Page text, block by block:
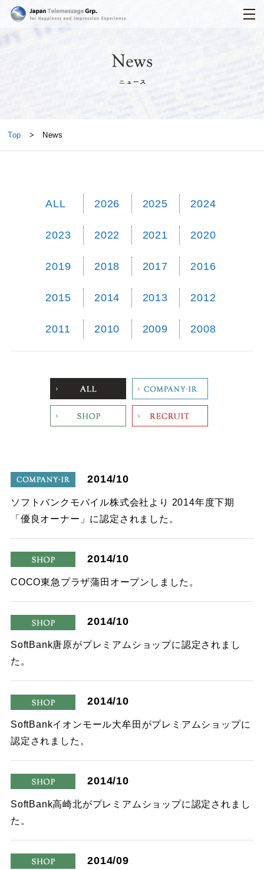
日本テレメッセージ
Top > News
ALL 2026 2025 2024
2023 2022 2021 2020
2019 2018 2017 2016
2015 2014 2013 2012
2011 2010 2009 2008
ALL Company
company
2014/10
ソフトバンクモバイル株式会社より 2014年度下期
「優良オーナー」に認定されました。
shop
2014/10
COCO東急プラザ蒲田オープンしました。
shop
2014/10
SoftBank唐原がプレミアムショップに認定されまし
た。
shop
2014/10
SoftBankイオンモール大牟田がプレミアムショップに
認定されました。
shop
2014/10
SoftBank高崎北がプレミアムショップに認定されまし
た。
2014/09